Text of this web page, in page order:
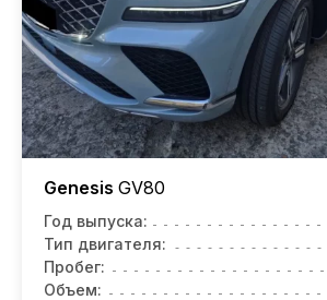
Genesis GV80
Год выпуска:
Тип двигателя:
Пробег:
Объем: